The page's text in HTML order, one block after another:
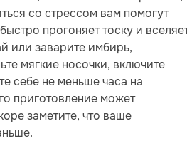
со стрессом вам помогут
прогоняет тоску и
или заварите имбирь,
мягкие носочки, включите
себе не меньше часа на
приготовление может
заметите, что ваше